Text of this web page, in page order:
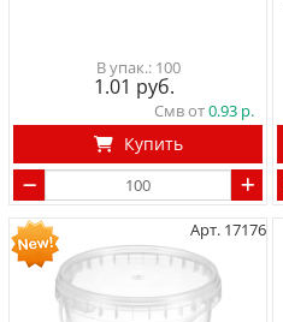
100
1.01
Смв от0.93
Купить
Арт. 17176